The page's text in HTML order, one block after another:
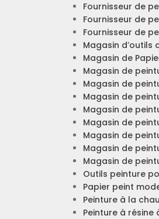
Fournisseur de
Fournisseur de
Fournisseur de
Magasin d’outils
Magasin de
Magasin de
Magasin de
Magasin de
Magasin de
Magasin de
Magasin de
Magasin de
Magasin de
Outils peinture
Papier peint
Peinture à la
Peinture à résine